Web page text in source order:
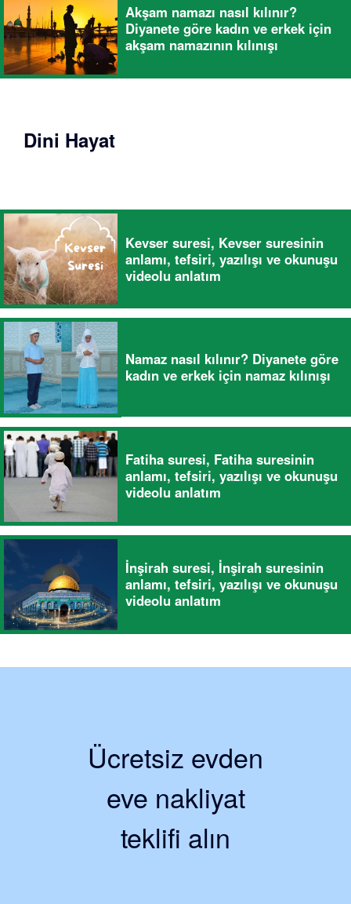
Akşam namazı nasıl kılınır?
Diyanete göre kadın ve erkek için
akşam namazının kılınışı
Dini Hayat
Kevser suresi, Kevser suresinin
anlamı, tefsiri, yazılışı ve okunuşu
videolu anlatım
Namaz nasıl kılınır? Diyanete göre
kadın ve erkek için namaz kılınışı
Fatiha suresi, Fatiha suresinin
anlamı, tefsiri, yazılışı ve okunuşu
videolu anlatım
İnşirah suresi, İnşirah suresinin
anlamı, tefsiri, yazılışı ve okunuşu
videolu anlatım
Ücretsiz evden
eve nakliyat
teklifi alın